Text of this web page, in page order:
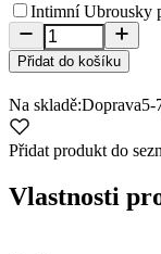
Intimní Ubrousky
Přidat do košíku
Na skladě:Doprava5-
Přidat produkt do
Vlastnosti